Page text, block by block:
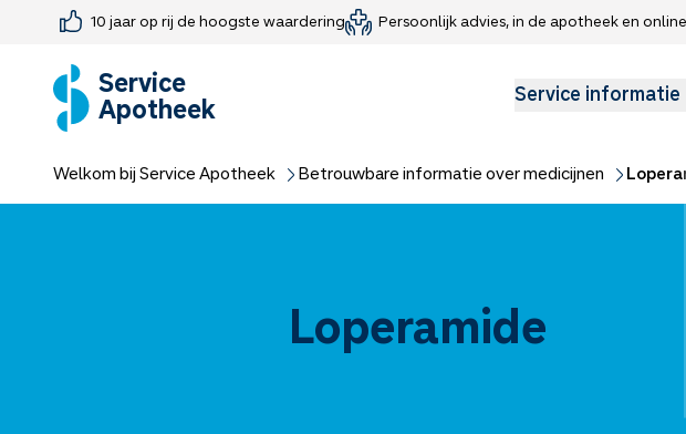
10 jaar op rij de hoogste waardering Persoonlijk advies, in de apotheek en online
Service
Apotheek Service informatie
Farmaceutisch consult
Medicijn-APK
Jouw medische gegevens delen
Medicijnen voor kinderen
Welkom bij Service Apotheek Betrouwbare informatie over medicijnen
Loperamide